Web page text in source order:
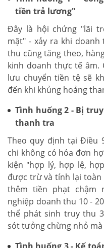
tiền trả lương"
Đây là hội chứng "lãi
mặt" - xảy ra khi
thu cũng tăng theo,
kinh doanh thực tế âm.
lưu chuyển tiền tệ sẽ
đến khi khủng hoảng
Tình huống 2 - Bị
thanh tra
Theo quy định tại Điều
chi không có hóa đơn
kiện "hợp lý, hợp lệ,
được trừ và tính lại toàn
thêm tiền phạt chậm
nghiệp doanh thu 10 -
thể phát sinh truy thu
sót tưởng chừng nhỏ